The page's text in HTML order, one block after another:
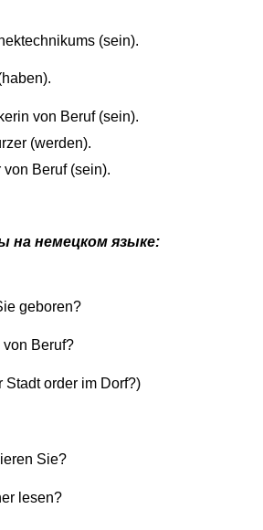
(sein).
von Beruf(sein).
(werden).
von Beruf (sein).
на немецком языке:
geboren?
Beruf?
order im Dorf?)
Sie?
lesen?